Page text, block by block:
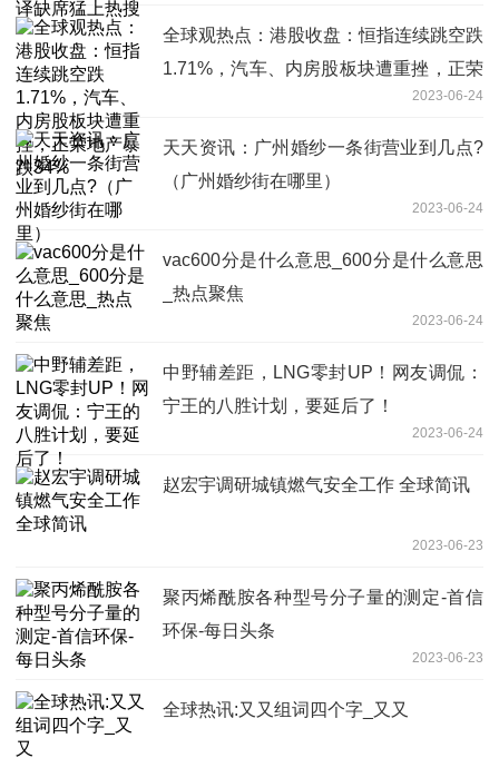
全球观热点：港股收盘：恒指连续跳空跌
1.71%，汽车、内房股板块遭重挫，正荣
2023-06-24
天天资讯：广州婚纱一条街营业到几点?
（广州婚纱街在哪里）
2023-06-24
vac600分是什么意思_600分是什么意思
_热点聚焦
2023-06-24
中野辅差距，LNG零封UP！网友调侃：
宁王的八胜计划，要延后了！
2023-06-24
赵宏宇调研城镇燃气安全工作 全球简讯
2023-06-23
聚丙烯酰胺各种型号分子量的测定-首信
环保-每日头条
2023-06-23
全球热讯:又又组词四个字_又又